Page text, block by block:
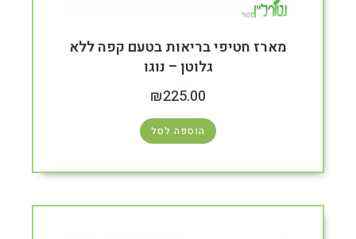
מארז חטיפי בריאות בטעם קפה ללא
גלוטן – נוגו
₪225.00
הוספה לסל